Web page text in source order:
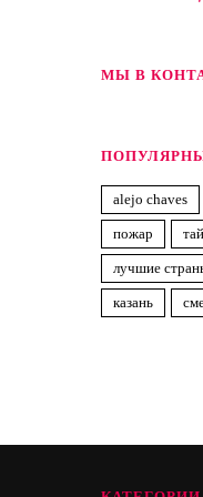
МЫ В
alejo chaves
пожар
лучшие
казань